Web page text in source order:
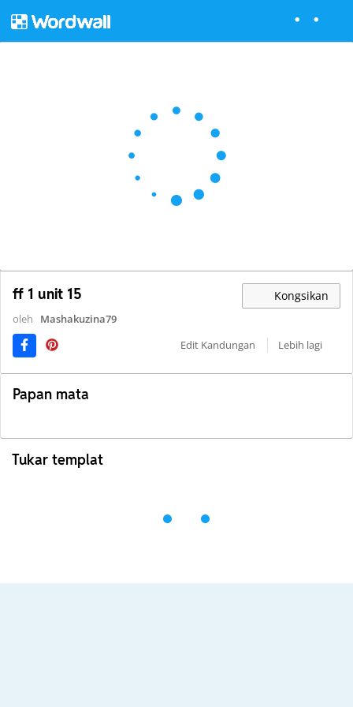
ff 1 unit 15 Kongsikan
oleh
Mashakuzina79
Edit Kandungan
Lebih lagi
Papan mata
Tukar templat